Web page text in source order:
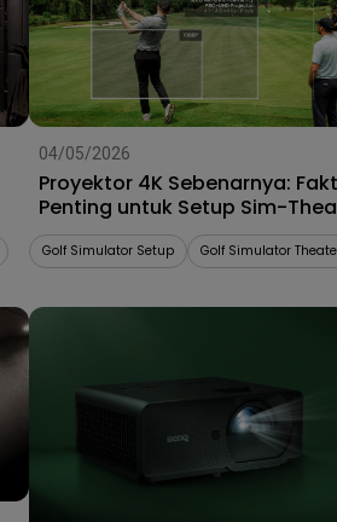
04/05/2026
Proyektor 4K Sebenarnya:
Penting untuk Setup Sim-
Impian Anda
Golf Simulator Setup Golf Simulator